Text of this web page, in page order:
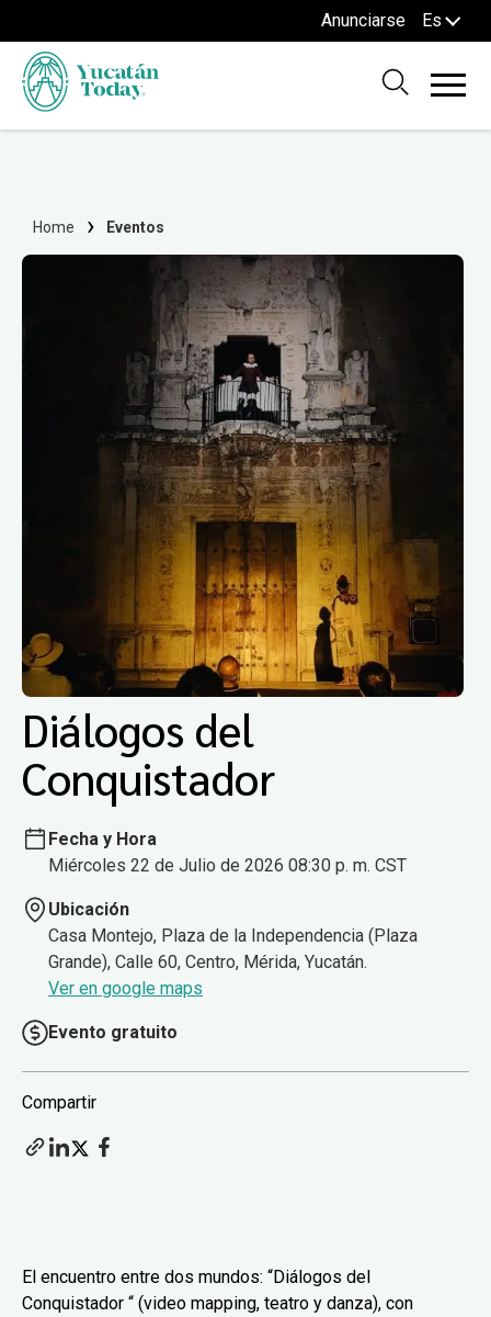
Anunciarse Es
Home Eventos
Diálogos del
Conquistador
Fecha y Hora
Miércoles 22 de Julio de 2026 08:30 p. m. CST
Ubicación
Casa Montejo, Plaza de la Independencia (Plaza
Grande), Calle 60, Centro, Mérida, Yucatán.
Ver en google maps
Evento gratuito
Compartir
El encuentro entre dos mundos: “Diálogos del
Conquistador “ (video mapping, teatro y danza), con